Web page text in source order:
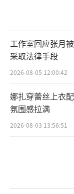
工作室回应张月
采取法律手段
2026-08-05 12:00:42
娜扎穿蕾丝上衣
氛围感拉满
2026-08-03 13:56:51